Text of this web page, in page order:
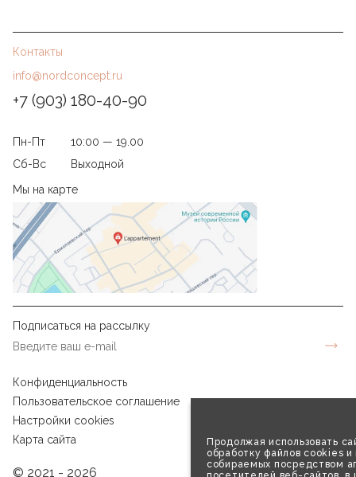
Продолжая использовать
обработку файлов cookies и
собираемых посредством
Контакты
info@nordconcept.ru
+7 (903) 180-40-90
Пн-Пт
10:00 — 19.00
Сб-Вс
Выходной
Мы на карте
Подписаться на рассылку
Конфиденциальность
Пользовательское соглашение
Настройки cookies
Карта сайта
© 2021 - 2026